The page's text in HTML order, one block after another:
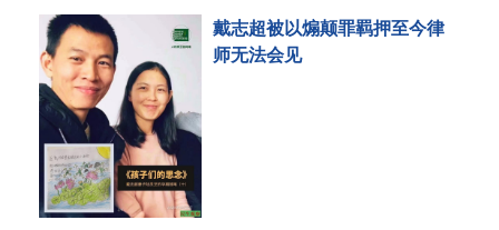
戴志超被以煽颠罪羁押至今律
师无法会见